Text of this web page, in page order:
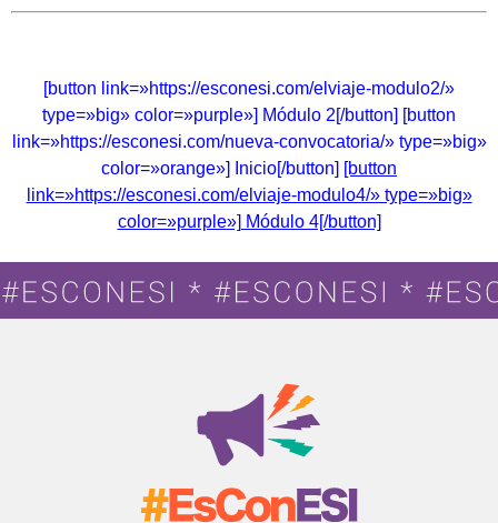
[button link=»https://esconesi.com/elviaje-modulo2/»
type=»big» color=»purple»] Módulo 2[/button] [button
link=»https://esconesi.com/nueva-convocatoria/» type=»big»
color=»orange»] Inicio[/button] [button
link=»https://esconesi.com/elviaje-modulo4/» type=»big»
color=»purple»] Módulo 4[/button]